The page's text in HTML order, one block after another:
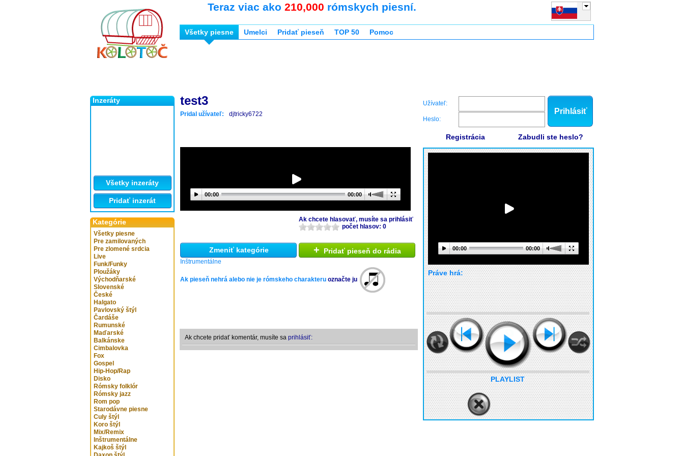
Inzeráty
Všetky inzeráty
Pridať inzerát
Kategórie
Všetky piesne
Pre zamilovaných
Pre zlomené srdcia
Live
Funk/Funky
Ploužáky
Východňarské
Slovenské
České
Halgato
Pavlovský štýl
Čardáše
Rumunské
Maďarské
Balkánske
Cimbalovka
Fox
Gospel
Hip-Hop/Rap
Disko
Rómsky folklór
Rómsky jazz
Rom pop
Starodávne piesne
Culy štýl
Koro štýl
Mix/Remix
Inštrumentálne
Kajkoš štýl
Teraz viac ako 210,000 rómskych piesní.
Všetky piesne Umelci Pridať pieseň TOP 50 Pomoc
test3
Pridal užívateľ: djtricky6722
00:00 00:00
Ak chcete hlasovať, musíte sa prihlásiť
počet hlasov: 0
Zmeniť kategórie
Inštrumentálne
+ Pridať pieseň do rádia
Ak pieseň nehrá alebo nie je rómskeho charakteru označte ju
Ak chcete pridať komentár, musíte sa prihlásiť:
Užívateľ:
Heslo:
Prihlásiť
Registrácia Zabudli ste heslo?
00:00 00:00
Práve hrá:
PLAYLIST